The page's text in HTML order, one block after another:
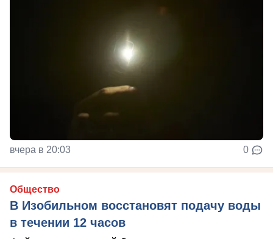
вчера в 20:03 0
Общество
В Изобильном восстановят подачу воды
в течении 12 часов